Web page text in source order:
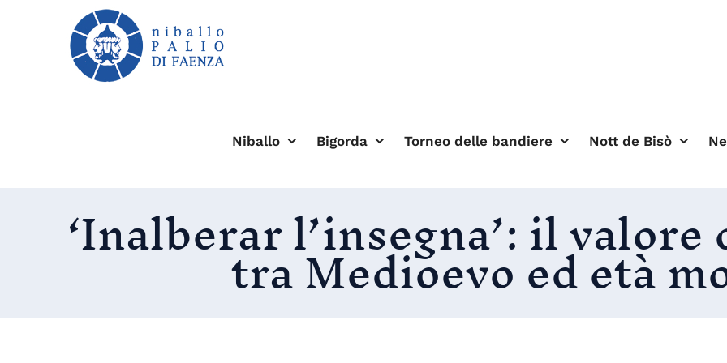
contenuto
Niballo Bigorda Torneo delle bandiere Nott de Bisò
‘Inalberar l’insegna’: il
tra Medioevo ed età